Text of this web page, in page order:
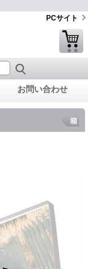
PCサイト
お問い合わせ
箱